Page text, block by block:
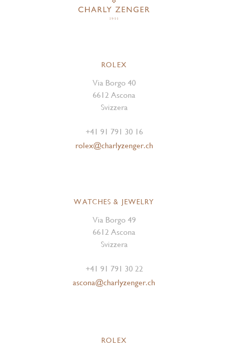
ROLEX
Via Borgo 40
6612 Ascona
Svizzera
+41 91 791 30 16
rolex@charlyzenger.ch
WATCHES & JEWELRY
Via Borgo 49
6612 Ascona
Svizzera
+41 91 791 30 22
ascona@charlyzenger.ch
ROLEX